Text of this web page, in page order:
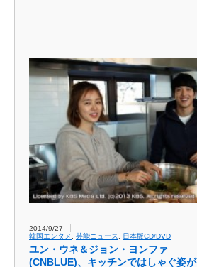
2014/9/27
韓国エンタメ , 芸能ニュース, 日本版CD/DVD
ユン・ウネ＆ジョン・ヨンファ
(CNBLUE)、キッチンではしゃぐ姿が